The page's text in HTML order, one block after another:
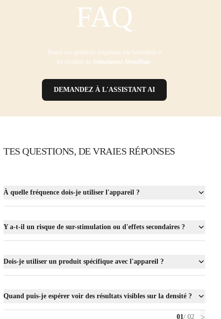
FAQ
Toutes vos questions fréquentes sur l'activation et
les résultats du Stimulateur AbéniHair.
DEMANDEZ À L'ASSISTANT AI
TES QUESTIONS, DE VRAIES RÉPONSES
À quelle fréquence dois-je utiliser l'appareil ?
Y a-t-il un risque de sur-stimulation ou d'effets secondaires ?
Dois-je utiliser un produit spécifique avec l'appareil ?
Quand puis-je espérer voir des résultats visibles sur la densité ?
01/ 02